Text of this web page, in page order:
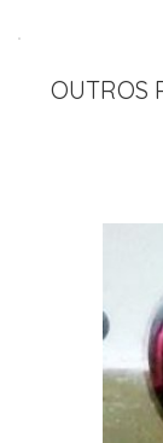
OUTROS